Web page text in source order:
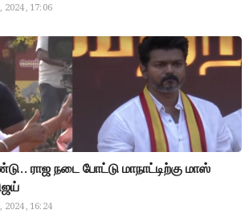
17:06
ராஜ நடை போட்டு மாநாட்டிற்கு மாஸ்
16:24